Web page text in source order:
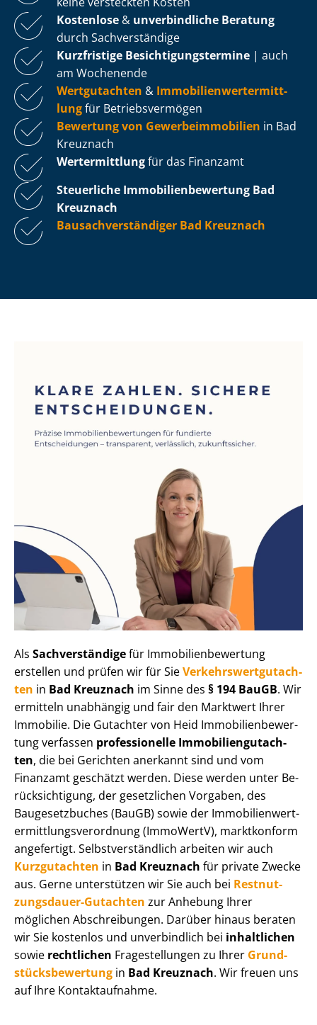
Kostenlose & unverbindliche Beratung
durch Sachverständige
Kurzfristige Be­sich­ti­gungs­ter­mi­ne | auch
am Wochenende
Wertgutachten & Im­mo­bi­li­en­wert­ermitt­
lungfür Be­triebs­ver­mö­gen
Bewertung von Ge­wer­be­im­mo­bi­li­en in Bad
Kreuznach
Wertermittlungfür das Finanzamt
Steuerliche Im­mo­bi­li­en­be­wer­tung Bad
Kreuznach
Bau­sach­ver­stän­di­ger Bad Kreuznach
Als Sachverständigefür Im­mo­bi­li­en­be­wer­tung
erstellen und prüfen wir für SieVer­kehrs­wert­gut­ach­
ten in Bad Kreuznach im Sinne des § 194 BauGB. Wir
ermitteln unabhängig und fair den Marktwert Ihrer
Immobilie. Die Gutachter von Heid Im­mo­bi­li­en­be­wer­
tung verfassen professionelle Im­mo­bi­li­en­gut­ach­
ten, die bei Gerichten anerkannt sind und vom
Finanzamt geschätzt werden. Diese werden unter Be­
rück­sich­ti­gung, der gesetzlichen Vorgaben, des
Baugesetzbuches (BauGB) sowie der Im­mo­bi­li­en­wert­
ermitt­lungs­ver­ord­nung (ImmoWertV), marktkonform
angefertigt. Selbst­ver­ständ­lich arbeiten wir auch
Kurzgutachten in Bad Kreuznach für private Zwecke
aus. Gerne unterstützen wir Sie auch bei Rest­nut­
zungs­dau­er-Gutachten zur Anhebung Ihrer
möglichen Abschreibungen. Darüber hinaus beraten
wir Sie kostenlos und unverbindlich bei inhaltlichen
sowie rechtlichen Fragestellungen zu Ihrer Grund­
stücks­be­wer­tung in Bad Kreuznach. Wir freuen uns
auf Ihre Kontaktaufnahme.